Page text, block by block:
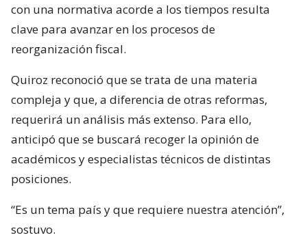
con una normativa acorde a los tiempos resulta
clave para avanzar en los procesos de
reorganización fiscal.
Quiroz reconoció que se trata de una materia
compleja y que, a diferencia de otras reformas,
requerirá un análisis más extenso. Para ello,
anticipó que se buscará recoger la opinión de
académicos y especialistas técnicos de distintas
posiciones.
“Es un tema país y que requiere nuestra atención”,
sostuvo.